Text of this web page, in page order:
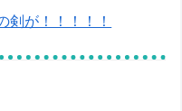
剣が！！！！！